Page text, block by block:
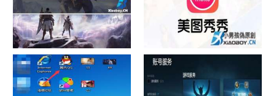
chrome数据转移 怎样给照片换背景